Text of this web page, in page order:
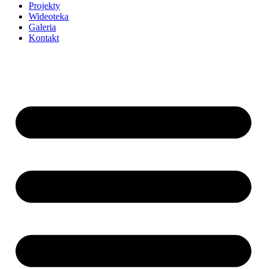
Projekty
Wideoteka
Galeria
Kontakt